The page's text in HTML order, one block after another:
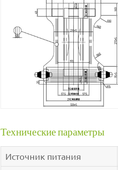
Технические параметры
Источник питания